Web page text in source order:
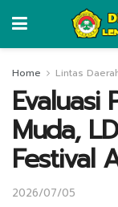
Home Lintas
Evaluasi
Muda,
Festival
2026/07/05